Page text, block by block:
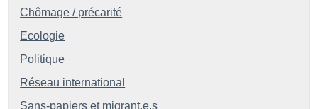
Chômage / précarité
Ecologie
Politique
Réseau international
Sans-papiers et migrant.e.s